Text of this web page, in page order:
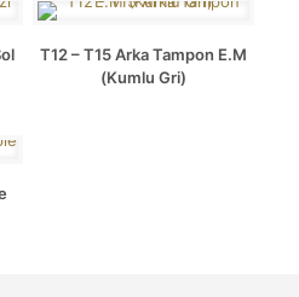
T12 – T15 Arka Tampon E.M
(Kumlu Gri)